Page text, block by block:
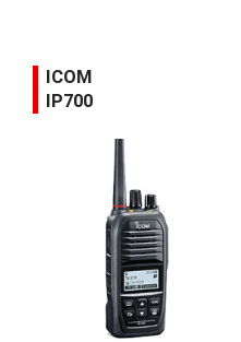
ICOM
IP700